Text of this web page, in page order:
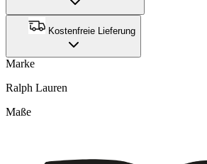
Kostenfreie Lieferung
Marke
Ralph Lauren
Maße